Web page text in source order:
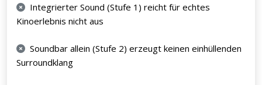
Integrierter Sound (Stufe 1) reicht für echtes
Kinoerlebnis nicht aus
Soundbar allein (Stufe 2) erzeugt keinen einhüllenden
Surroundklang